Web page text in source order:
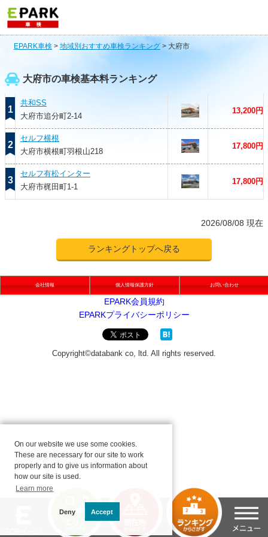
EPARK車検 > 地域別おすすめ車検ランキング> 大府市
大府市の車検基本料ランキング
1
共和SS
大府市追分町2-14
13,200円
2
セルフ横根
大府市横根町羽根山218
17,800円
3
セルフ有松インター
大府市梶田町1-1
17,800円
2026/08/08 現在
ランキングトップへ戻る
会社情報 個人情報保護方針 お問い合わせ
On our website we use some cookies.
These are necessary for our site to work
properly and to give us information about
how our site is used.
Learn more
Deny Accept